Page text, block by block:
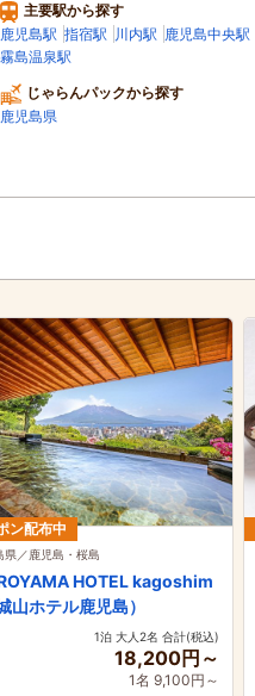
主要駅から探す
鹿児島駅 指宿駅 川内駅 鹿児島中央駅
霧島温泉駅
じゃらんパックから探す
鹿児島県
ン配布中
県／鹿児島・桜島
HOTEL kagoshim
山ホテル鹿児島）
1泊 大人2名 合計(税込)
18,200円～
1名 9,100円～